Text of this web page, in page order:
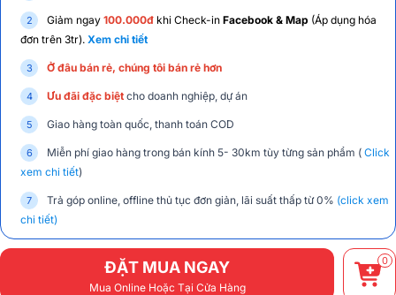
Giảm ngay 100.000đ khi Check-in Facebook & Map (Áp dụng hóa
đơn trên 3tr). Xem chi tiết
Ở đâu bán rẻ, chúng tôi bán rẻ hơn
Ưu đãi đặc biệt cho doanh nghiệp, dự án
Giao hàng toàn quốc, thanh toán COD
Miễn phí giao hàng trong bán kính 5- 30km tùy từng sản phẩm ( Click
xem chi tiết)
Trả góp online, offline thủ tục đơn giản, lãi suất thấp từ 0% (click xem
chi tiết)
ĐẶT MUA NGAY
Mua Online Hoặc Tại Cửa Hàng
0